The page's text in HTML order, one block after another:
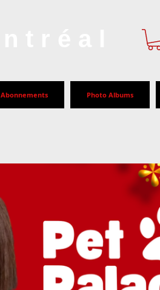
Abonnements Photo Albums